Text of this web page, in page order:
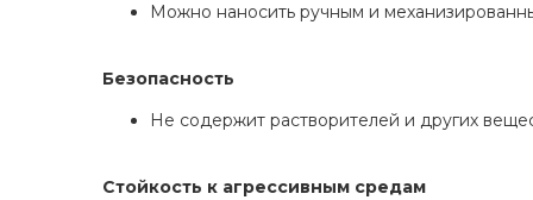
Можно наносить ручным и
Безопасность
Не содержит растворителей и других
Стойкость к агрессивным средам